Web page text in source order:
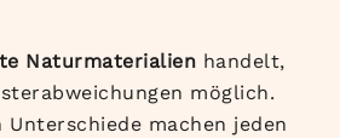
Naturmaterialien handelt,
möglich.
Unterschiede machen jeden